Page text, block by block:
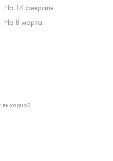
На 14 февраля
На 8 марта
выходной